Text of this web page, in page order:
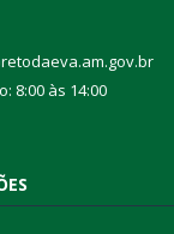
8:00 às 14:00